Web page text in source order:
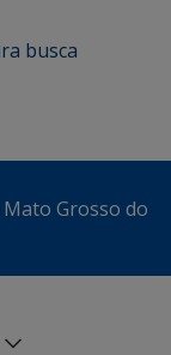
busca
Grosso do